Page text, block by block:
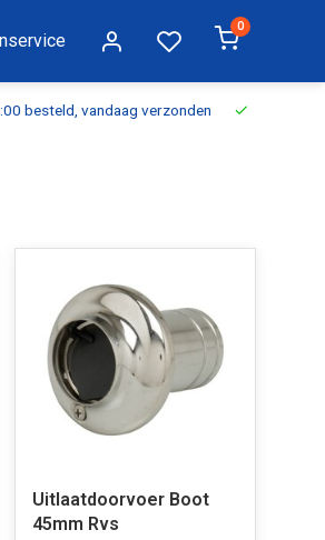
0
vandaag verzonden Gratis
Uitlaatdoorvoer Boot
45mm Rvs